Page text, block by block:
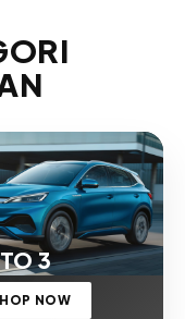
3
NOW